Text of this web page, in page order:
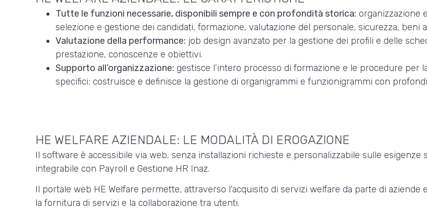
Tutte le funzioni necessarie, disponibili sempre e con profondità storica: organizzazione
selezione e gestione dei candidati, formazione, valutazione del personale, sicurezza, beni
Valutazione della performance: job design avanzato per la gestione dei profili e delle
prestazione, conoscenze e obiettivi.
Supporto all’organizzazione: gestisce l’intero processo di formazione e le procedure per
specifici; costruisce e definisce la gestione di organigrammi e funzionigrammi con
HE WELFARE AZIENDALE: LE MODALITÀ DI EROGAZIONE
Il software è accessibile via web, senza installazioni richieste e personalizzabile sulle esigenze
integrabile con Payroll e Gestione HR Inaz.
Il portale web HE Welfare permette, attraverso l’acquisito di servizi welfare da parte di
la fornitura di servizi e la collaborazione tra utenti.